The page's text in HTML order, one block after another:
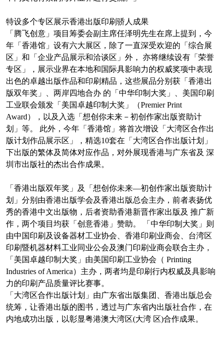
特设多个专区展示香港出版印刷骄人成果
「腾飞创意」项目筹委会副主席任泽明先生在席上提到，今
年「香港馆」设有六大展区，除了一直深受欢迎的「综合展
区」和「企业产品展示和洽谈区」外， 亦将继续设有「荣誉
专区」，展示业界在本地和国际具影响力的权威奖项中表现
出色的卓越出版作品和印刷精品，这些展品分别获「香港出
版双年奖」、两岸四地合办 的「中华印制大奖」、美国印刷
工业联会颁发「美国卓越印制大奖」（Premier Print
Award），以及入选「想创你未来－初创作家出版资助计
划」等。 此外，今年「香港馆」将首次增设「大湾区合作出
版计划作品展示区」，精选10套在「大湾区合作出版计划」
下出版的繁体及简体对应作品，对外展现香港与广东省及 深
圳市出版社的杰出合作成果。
「香港出版双年奖」及「想创你未来—初创作家出版资助计
划」分别由香港出版学会及香港出版总会主办，前者表扬优
秀的香港中文出版物，后者资助香港新晋作家出版及 推广新
作，两个项目均获「创意香港」赞助。 「中华印制大奖」则
由中国印刷及设备器材工业协会、香港印刷业商会、台湾区
印刷暨机器材料工业同业公会及澳门印刷业商会联合主办，
「美国卓越印制大奖」由美国印刷工业协会（ Printing
Industries of America）主办，两者均是印刷行内权威及具影响
力的印刷产品质量评比赛事。
「大湾区合作出版计划」由广东省出版集团、香港出版总会
统筹，让香港出版的图书，透过与广东省内出版社合作，在
内地成功出版，以彰显粤港澳大湾区(大湾 区)合作成果。